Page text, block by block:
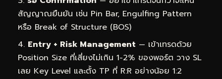
สัญญาณยืนยัน เช่น Pin Bar, Engulfing Pattern
หรือ Break of Structure (BOS)
Entry + Risk Management — เข้าเทรดด้วย
Position Size ที่เสี่ยงไม่เกิน 1-2% ของพอร์ต วาง SL
เลย Key Level และตั้ง TP ที่ R:R อย่างน้อย 1:2